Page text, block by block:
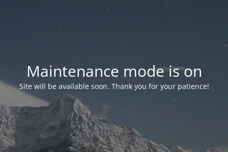
Maintenance mode is on
Site will be available soon. Thank you for your patience!